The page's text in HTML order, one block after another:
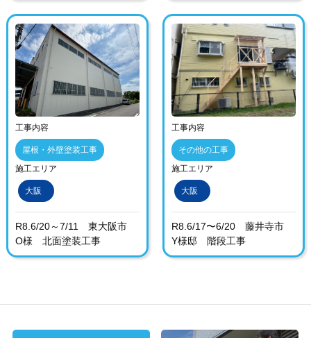
工事内容
屋根・外壁塗装工事
施工エリア
大阪
R8.6/20～7/11 東大阪市
O様 北面塗装工事
工事内容
その他の工事
施工エリア
大阪
R8.6/17〜6/20 藤井寺市
Y様邸 階段工事